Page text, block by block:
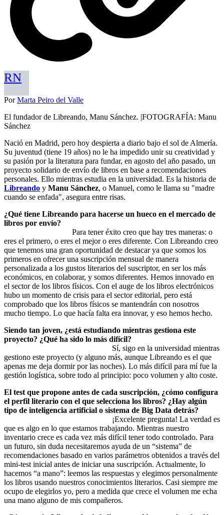
RN
PorMarta Peiro del Valle
El fundador de Libreando, Manu Sánchez. |FOTOGRAFÍA: Manu
Sánchez
Nació en Madrid, pero hoy despierta a diario bajo el sol de Almería.
Su juventud (tiene 19 años) no le ha impedido unir su creatividad y
su pasión por la literatura para fundar, en agosto del año pasado, un
proyecto solidario de envío de libros en base a recomendaciones
personales. Ello mientras estudia en la universidad. Es la historia de
Libreando y Manu Sánchez, o Manuel, como le llama su "madre
cuando se enfada", asegura entre risas.
¿Qué tiene Libreando para hacerse un hueco en el mercado de
libros por envío?
Para tener éxito creo que hay tres maneras: o
eres el primero, o eres el mejor o eres diferente. Con Libreando creo
que tenemos una gran oportunidad de destacar ya que somos los
primeros en ofrecer una suscripción mensual de manera
personalizada a los gustos literarios del suscriptor, en ser los más
económicos, en colaborar, y somos diferentes. Hemos innovado en
el sector de los libros físicos. Con el auge de los libros electrónicos
hubo un momento de crisis para el sector editorial, pero está
comprobado que los libros físicos se mantendrán con nosotros
mucho tiempo. Lo que hacía falta era innovar, y eso hemos hecho.
Siendo tan joven, ¿está estudiando mientras gestiona este
proyecto? ¿Qué ha sido lo más difícil?
Sí, sigo en la universidad mientras
gestiono este proyecto (y alguno más, aunque Libreando es el que
apenas me deja dormir por las noches). Lo más difícil para mí fue la
gestión logística, sobre todo al principio: poco volumen y alto coste.
El test que propone antes de cada suscripción, ¿cómo configura
el perfil literario con el que selecciona los libros? ¿Hay algún
tipo de inteligencia artificial o sistema de Big Data detrás?
¡Excelente pregunta! La verdad es
que es algo en lo que estamos trabajando. Mientras nuestro
inventario crece es cada vez más difícil tener todo controlado. Para
un futuro, sin duda necesitaremos ayuda de un “sistema” de
recomendaciones basado en varios parámetros obtenidos a través del
mini-test inicial antes de iniciar una suscripción. Actualmente, lo
hacemos “a mano”: leemos las respuestas y elegimos personalmente
los libros usando nuestros conocimientos literarios. Casi siempre me
ocupo de elegirlos yo, pero a medida que crece el volumen me echa
una mano alguno de mis compañeros.